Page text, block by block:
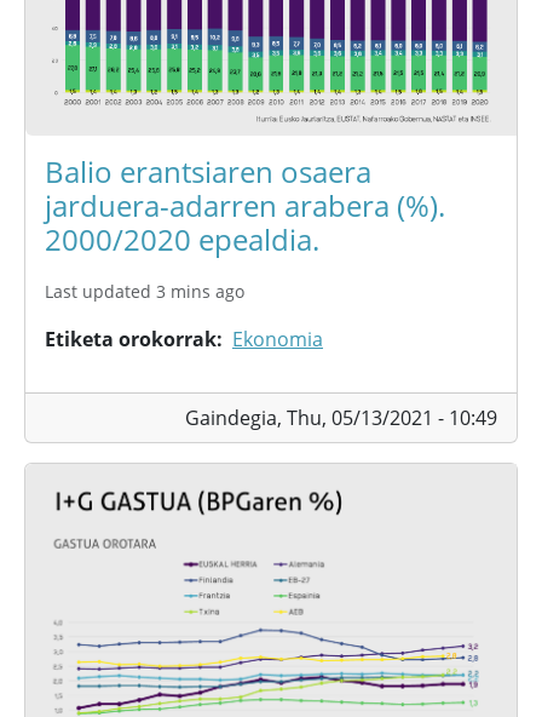
Balio erantsiaren osaera
jarduera-adarren arabera (%).
2000/2020 epealdia.
Last updated 3 mins ago
Etiketa orokorrak Ekonomia
Gaindegia, Thu, 05/13/2021 - 10:49